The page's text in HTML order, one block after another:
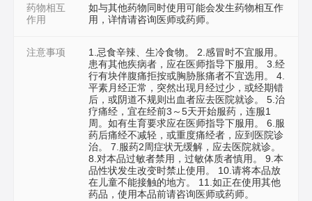
药物相互
作用
如与其他药物同时使用可能会发生药物相互作
用，详情请咨询医师或药师。
注意事项
1.忌食辛辣、生冷食物。 2.感冒时不宜服用。
患有其他疾病者，应在医师指导下服用。 3.经
行有块伴腹痛拒按或胸胁胀痛者不宜选用。 4.
平素月经正常，突然出现月经过少，或经期错
后，或阴道不规则出血者应去医院就诊。 5.治
疗痛经，宜在经前3～5天开始服药，连服1
周。如有生育要求应在医师指导下服用。 6.服
药后痛经不减轻，或重度痛经者，应到医院诊
治。 7.服药2周症状无缓解，应去医院就诊。
8.对本品过敏者禁用，过敏体质者慎用。 9.本
品性状发生改变时禁止使用。 10.请将本品放
在儿童不能接触的地方。 11.如正在使用其他
药品，使用本品前请咨询医师或药师。